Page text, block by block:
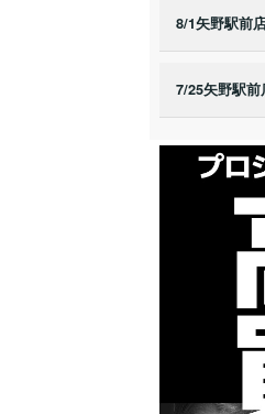
8/1矢野駅前
7/25矢野駅